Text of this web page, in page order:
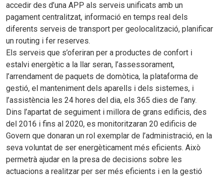
accedir des d’una APP als serveis unificats amb un
pagament centralitzat, informació en temps real dels
diferents serveis de transport per geolocalització, planificar
un routing i fer reserves.
Els serveis que s’oferiran per a productes de confort i
estalvi energètic a la llar seran, l’assessorament,
l’arrendament de paquets de domòtica, la plataforma de
gestió, el manteniment dels aparells i dels sistemes, i
l’assistència les 24 hores del dia, els 365 dies de l’any.
Dins l’apartat de seguiment i millora de grans edificis, des
del 2016 i fins al 2020, es monitoritzaran 20 edificis de
Govern que donaran un rol exemplar de l’administració, en la
seva voluntat de ser energèticament més eficients. Això
permetrà ajudar en la presa de decisions sobre les
actuacions a realitzar per ser més eficients i en la gestió